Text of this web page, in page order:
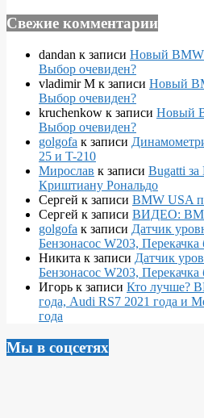
Свежие комментарии
dandan к записи Новый BMW
Выбор очевиден?
vladimir M к записи Новый
Выбор очевиден?
kruchenkow к записи Новый
Выбор очевиден?
golgofa к записи
25 и T-210
Мирослав к записи Bugatti
Криштиану Рональдо
Сергей к записи BMW USA
Сергей к записи ВИДЕО:
golgofa к записи Датчик
Бензонасос W203,
Никита к записи Датчик
Бензонасос W203,
Игорь к записи Кто лучше?
года, Audi RS7 2021 года и
года
Мы в соцсетях